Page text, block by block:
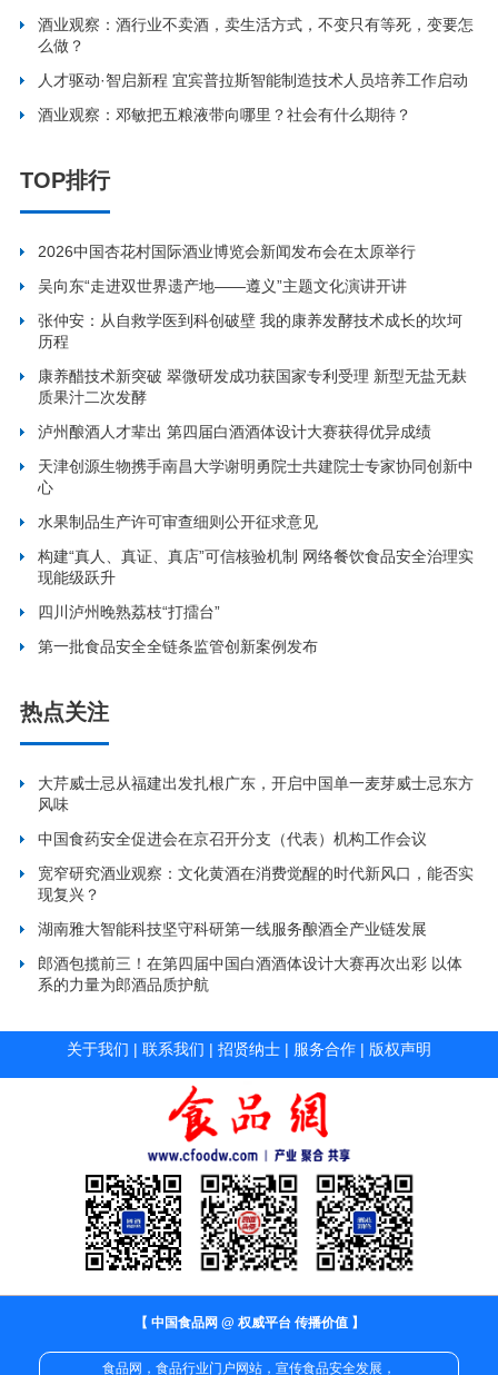
酒业观察：酒行业不卖酒，卖生活方式，不变只有等死，变要怎
么做？
人才驱动·智启新程 宜宾普拉斯智能制造技术人员培养工作启动
酒业观察：邓敏把五粮液带向哪里？社会有什么期待？
TOP排行
2026中国杏花村国际酒业博览会新闻发布会在太原举行
吴向东“走进双世界遗产地——遵义”主题文化演讲开讲
张仲安：从自救学医到科创破壁 我的康养发酵技术成长的坎坷
历程
康养醋技术新突破 翠微研发成功获国家专利受理 新型无盐无麸
质果汁二次发酵
泸州酿酒人才辈出 第四届白酒酒体设计大赛获得优异成绩
天津创源生物携手南昌大学谢明勇院士共建院士专家协同创新中
心
水果制品生产许可审查细则公开征求意见
构建“真人、真证、真店”可信核验机制 网络餐饮食品安全治理实
现能级跃升
四川泸州晚熟荔枝“打擂台”
第一批食品安全全链条监管创新案例发布
热点关注
大芹威士忌从福建出发扎根广东，开启中国单一麦芽威士忌东方
风味
中国食药安全促进会在京召开分支（代表）机构工作会议
宽窄研究酒业观察：文化黄酒在消费觉醒的时代新风口，能否实
现复兴？
湖南雅大智能科技坚守科研第一线服务酿酒全产业链发展
郎酒包揽前三！在第四届中国白酒酒体设计大赛再次出彩 以体
系的力量为郎酒品质护航
关于我们 | 联系我们 | 招贤纳士 | 服务合作 | 版权声明
【 中国食品网 @ 权威平台 传播价值 】
食品网，食品行业门户网站，宣传食品安全发展，